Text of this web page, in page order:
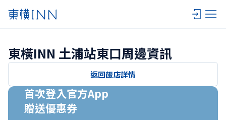
東橫INN 土浦站東口周邊資訊
返回飯店詳情
首次登入官方App
贈送優惠券